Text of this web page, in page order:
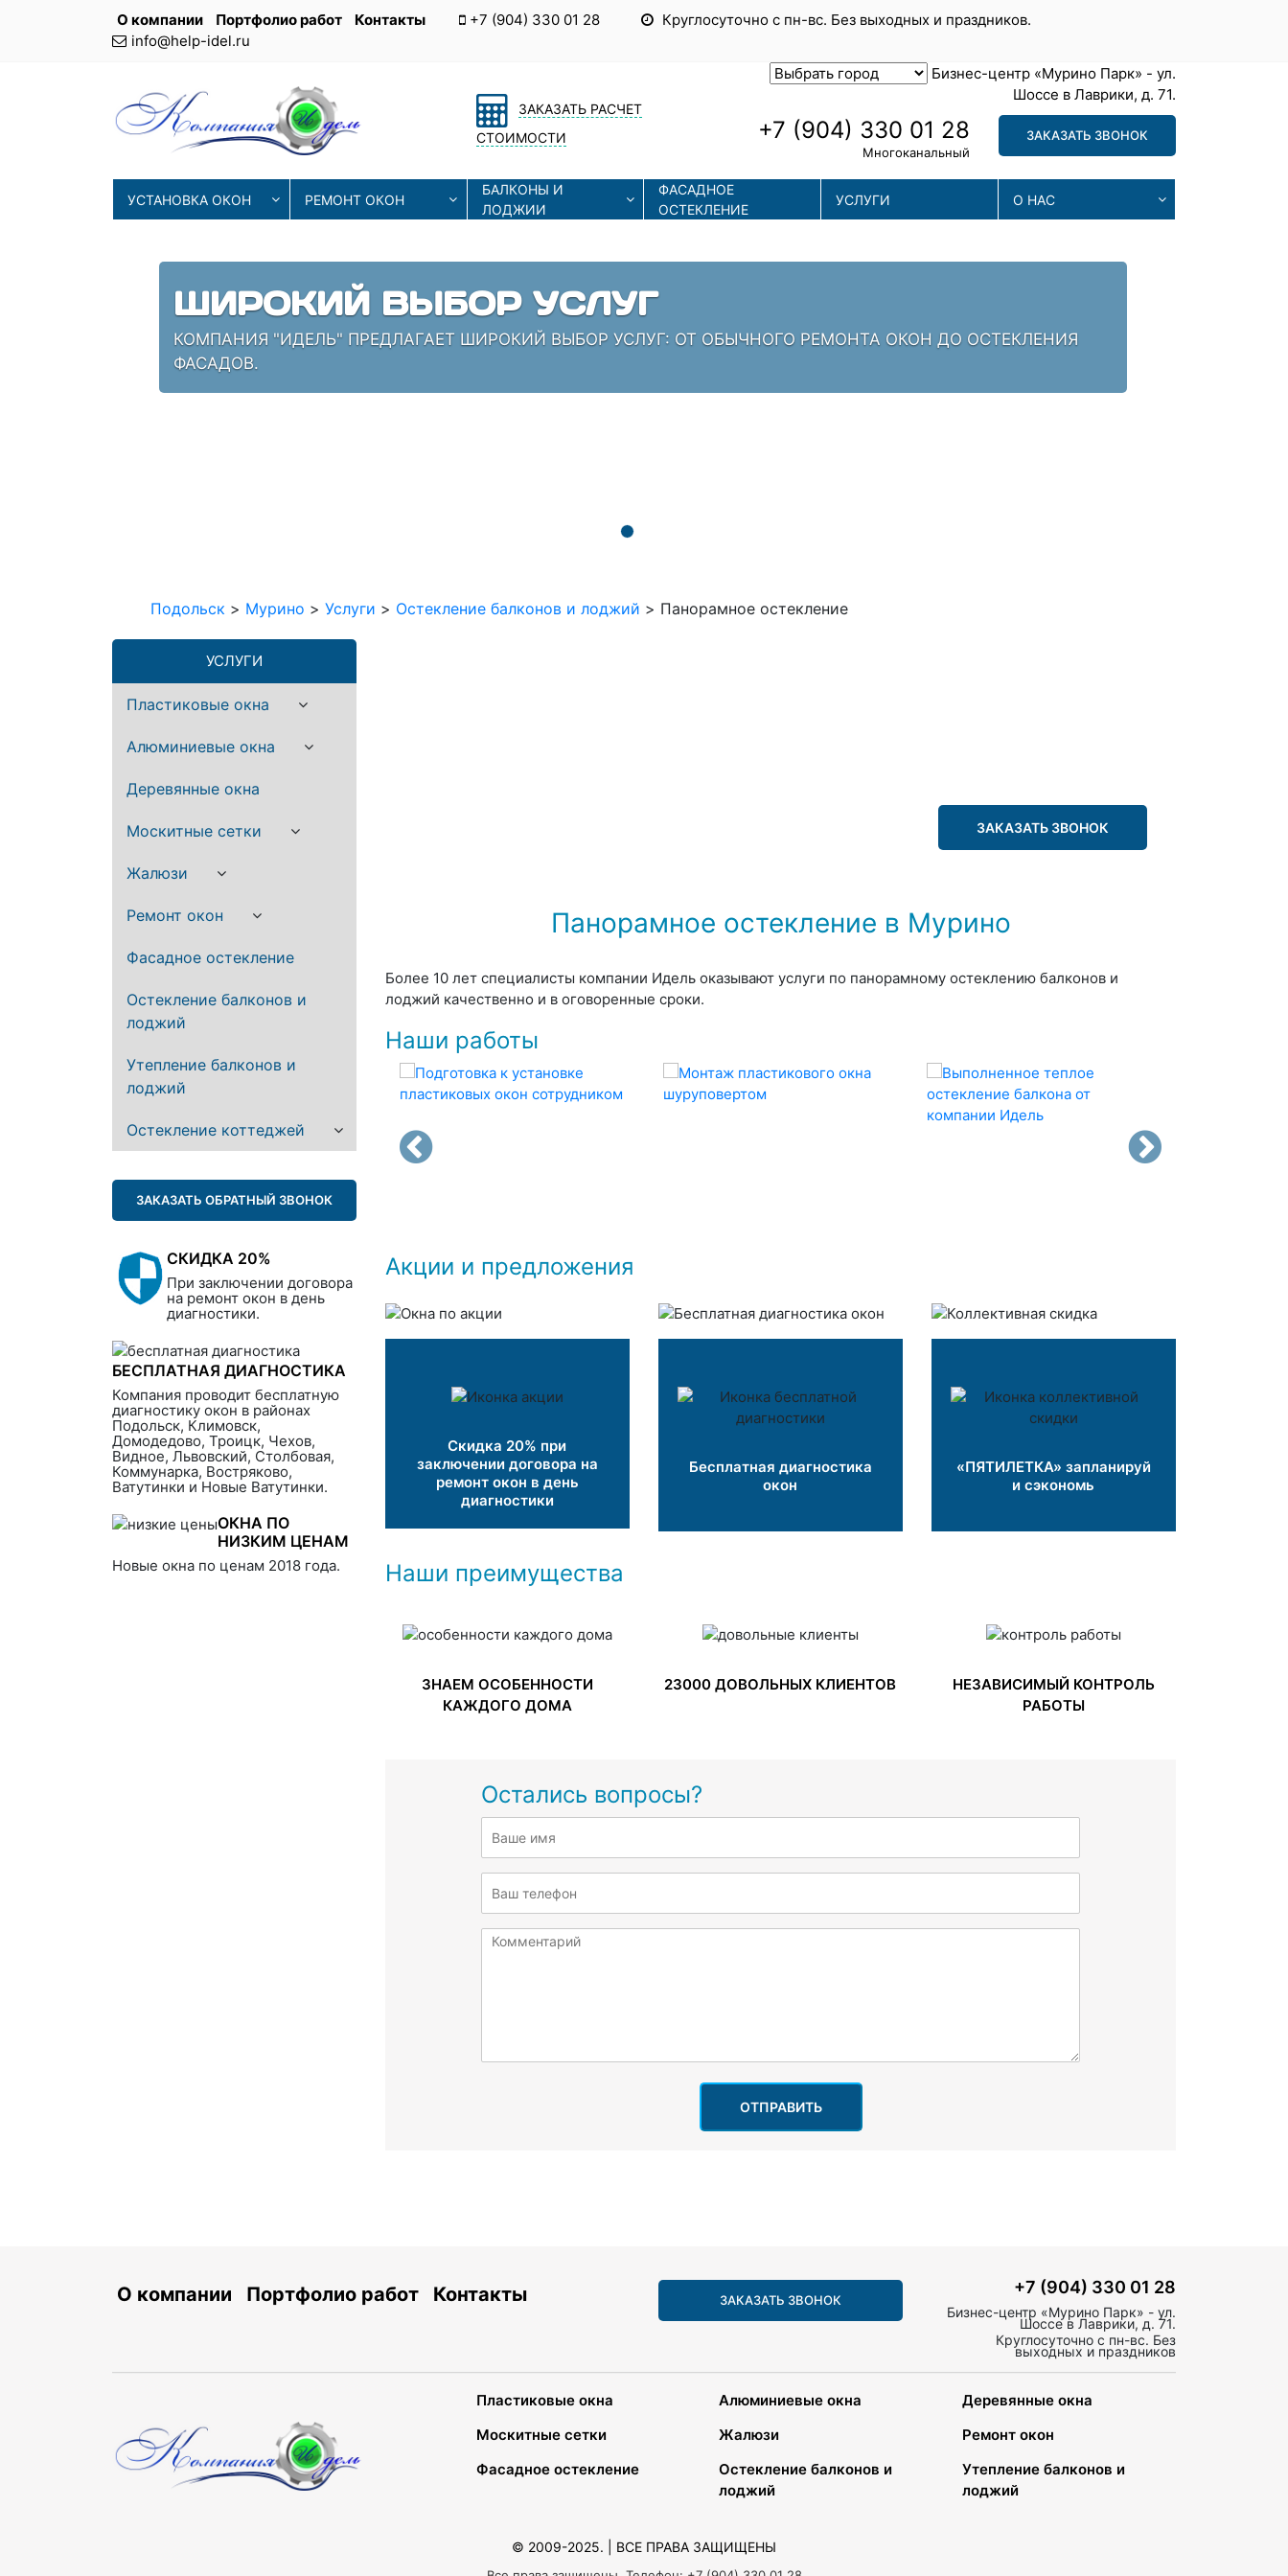
О компании Портфолио работ Контакты +7 (904) 330 01 28
Круглосуточно с пн-вс. Без выходных и праздников.
info@help-idel.ru
ЗАКАЗАТЬ РАСЧЕТ
СТОИМОСТИ
Бизнес-центр «Мурино Парк» - ул.
Шоссе в Лаврики, д. 71.
+7 (904) 330 01 28
Многоканальный
ЗАКАЗАТЬ ЗВОНОК
УСТАНОВКА ОКОН РЕМОНТ ОКОН
БАЛКОНЫ И
ЛОДЖИИ
ФАСАДНОЕ
ОСТЕКЛЕНИЕ
УСЛУГИ О НАС
СОВРЕМЕННЫЕ ТЕХНОЛОГИИ
НАШИ МАСТЕРА ИСПОЛЬЗУЮТ СОВРЕМЕННЫЕ ТЕХНОЛОГИИ МОНТАЖА И РЕМОНТА. ЗАЛОГ УСПЕХА -
ПРОВЕРЕННЫЕ СПЕЦИАЛИСТЫ, КОТОРЫЕ ЗНАЮТ СВОЁ ДЕЛО!
Подольск > Мурино > Услуги > Остекление балконов и лоджий > Панорамное остекление
УСЛУГИ
Пластиковые окна
Алюминиевые окна
Деревянные окна
Москитные сетки
Жалюзи
Ремонт окон
Фасадное остекление
Остекление балконов и
лоджий
Утепление балконов и
лоджий
Остекление коттеджей
ЗАКАЗАТЬ ОБРАТНЫЙ ЗВОНОК
СКИДКА 20%
При заключении договора
на ремонт окон в день
диагностики.
БЕСПЛАТНАЯ ДИАГНОСТИКА
Компания проводит бесплатную
диагностику окон в районах
Подольск, Климовск,
Домодедово, Троицк, Чехов,
Видное, Львовский, Столбовая,
Коммунарка, Востряково,
Ватутинки и Новые Ватутинки.
ОКНА ПО
НИЗКИМ ЦЕНАМ
Новые окна по ценам 2018 года.
ЗАКАЗАТЬ ЗВОНОК
Панорамное остекление в Мурино
Более 10 лет специалисты компании Идель оказывают услуги по панорамному остеклению балконов и
лоджий качественно и в оговоренные сроки.
Наши работы
Акции и предложения
Скидка 20% при
заключении договора на
ремонт окон в день
диагностики
Бесплатная диагностика
окон
«ПЯТИЛЕТКА» запланируй
и сэкономь
Наши преимущества
ЗНАЕМ ОСОБЕННОСТИ
КАЖДОГО ДОМА
23000 ДОВОЛЬНЫХ КЛИЕНТОВ
НЕЗАВИСИМЫЙ КОНТРОЛЬ
РАБОТЫ
Остались вопросы?
ОТПРАВИТЬ
О компании Портфолио работ Контакты ЗАКАЗАТЬ ЗВОНОК
+7 (904) 330 01 28
Бизнес-центр «Мурино Парк» - ул.
Шоссе в Лаврики, д. 71.
Круглосуточно с пн-вс. Без
выходных и праздников
Пластиковые окна Алюминиевые окна
Деревянные окна
Москитные сетки
Жалюзи
Ремонт окон
Фасадное остекление
Остекление балконов и
лоджий
Утепление балконов и
лоджий
© 2009-2025. | ВСЕ ПРАВА ЗАЩИЩЕНЫ